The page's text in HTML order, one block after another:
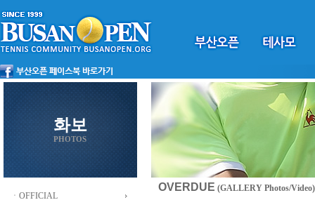
화보
PHOTOS
ㆍOFFICIAL
OVERDUE (GALLERY Photos/Video)